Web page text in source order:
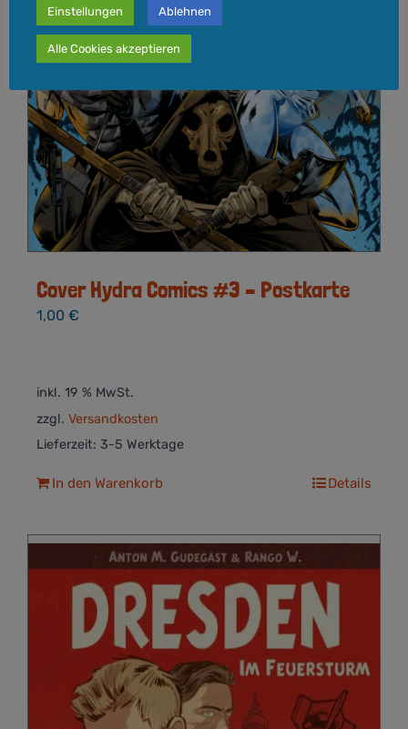
Cover Hydra Comics #3 – Postkarte
1,00 €
inkl. 19 % MwSt.
zzgl. Versandkosten
Lieferzeit: 3-5 Werktage
In den Warenkorb Details
Einstellungen Ablehnen
Alle Cookies akzeptieren